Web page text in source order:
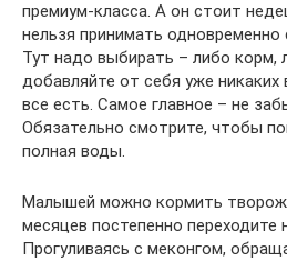
премиум-класса. А он стоит
нельзя принимать одновременно
Тут надо выбирать – либо корм,
добавляйте от себя уже никаких
все есть. Самое главное – не
Обязательно смотрите, чтобы
полная воды.
Малышей можно кормить
месяцев постепенно переходите
Прогуливаясь с меконгом,